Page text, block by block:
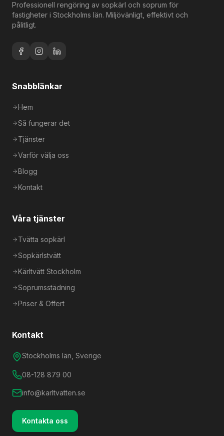
Professionell rengöring av sopkärl och soprum för
fastigheter i Stockholms län. Miljövänligt, effektivt och
pålitligt.
Snabblänkar
Hem
Så fungerar det
Tjänster
Varför välja oss
Blogg
Kontakt
Våra tjänster
Tvätta sopkärl
Sopkärlstvätt
Kärltvätt Stockholm
Soprumsstädning
Priser & Offert
Kontakt
Stockholms län, Sverige
08-128 879 00
info@karltvatten.se
Kontakta oss